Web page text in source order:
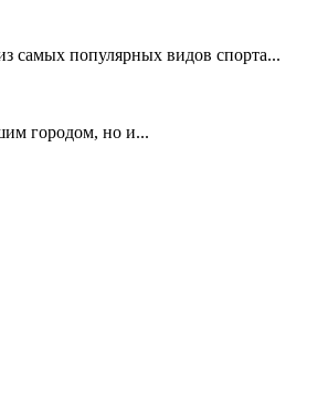
самых популярных видов спорта...
городом, но и...